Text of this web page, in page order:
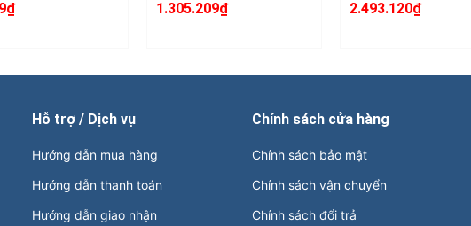
1.305.209₫ 2.493.120₫
Hỗ trợ / Dịch vụ
Hướng dẫn mua hàng
Hướng dẫn thanh toán
Hướng dẫn giao nhận
Chính sách cửa hàng
Chính sách bảo mật
Chính sách vận chuyển
Chính sách đổi trả